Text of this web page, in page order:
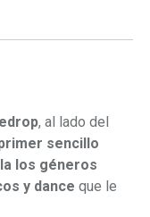
, al lado del
sencillo
los géneros
y dance que le